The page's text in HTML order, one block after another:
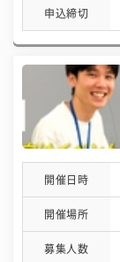
申込締切
開催日時
開催場所
募集人数